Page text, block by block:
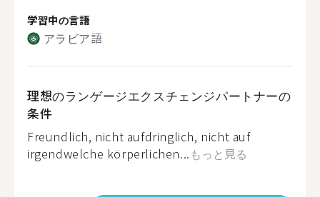
学習中の言語
アラビア語
理想のランゲージエクスチェンジパートナーの
条件
Freundlich, nicht aufdringlich, nicht auf
irgendwelche körperlichen... もっと見る